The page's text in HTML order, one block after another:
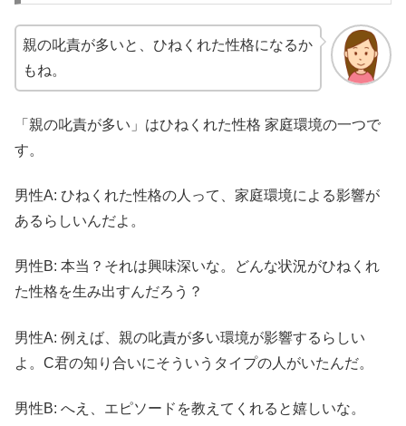
親の叱責が多いと、ひねくれた性格になるか
もね。
「親の叱責が多い」はひねくれた性格 家庭環境の一つで
す。
男性A: ひねくれた性格の人って、家庭環境による影響が
あるらしいんだよ。
男性B: 本当？それは興味深いな。どんな状況がひねくれ
た性格を生み出すんだろう？
男性A: 例えば、親の叱責が多い環境が影響するらしい
よ。C君の知り合いにそういうタイプの人がいたんだ。
男性B: へえ、エピソードを教えてくれると嬉しいな。